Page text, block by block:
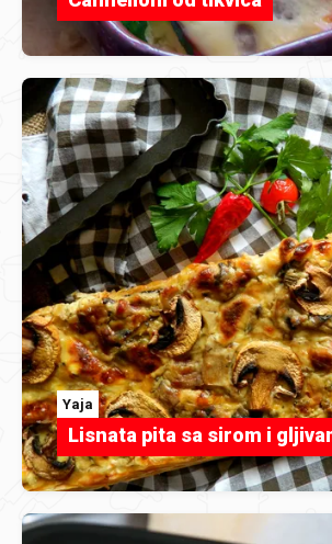
Yaja
Lisnata pita sa sirom i